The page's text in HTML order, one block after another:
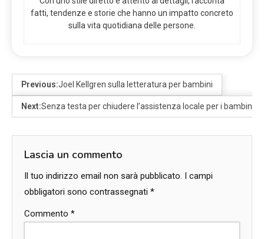
fatti, tendenze e storie che hanno un impatto concreto
sulla vita quotidiana delle persone.
Previous:Joel Kellgren sulla letteratura per bambini
Next:Senza testa per chiudere l’assistenza locale per i bambini
Lascia un commento
Il tuo indirizzo email non sarà pubblicato. I campi
obbligatori sono contrassegnati *
Commento *